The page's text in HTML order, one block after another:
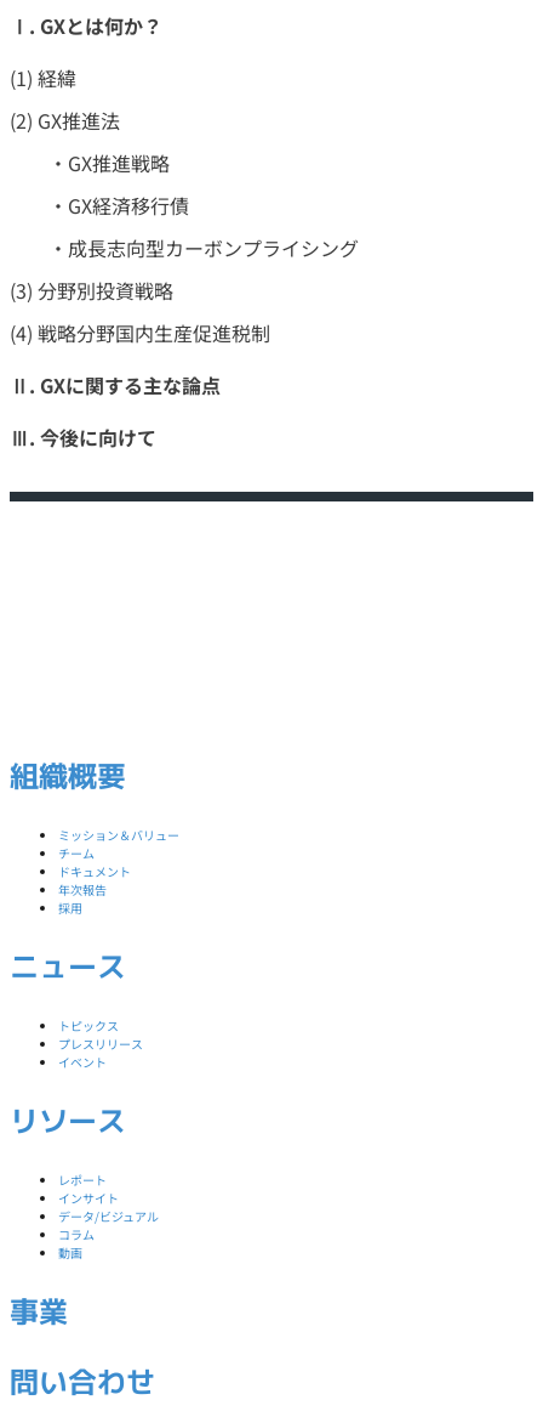
Ⅰ. GXとは何か？
(1) 経緯
(2) GX推進法
・GX推進戦略
・GX経済移行債
・成長志向型カーボンプライシング
(3) 分野別投資戦略
(4) 戦略分野国内生産促進税制
Ⅱ. GXに関する主な論点
Ⅲ. 今後に向けて
組織概要
ミッション＆バリュー
チーム
ドキュメント
年次報告
採用
ニュース
トピックス
プレスリリース
イベント
リソース
レポート
インサイト
データ/ビジュアル
コラム
動画
事業
問い合わせ